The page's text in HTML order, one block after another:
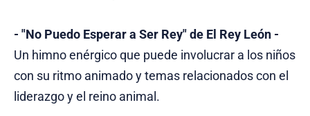
- "No Puedo Esperar a Ser Rey" de El Rey León -
Un himno enérgico que puede involucrar a los niños
con su ritmo animado y temas relacionados con el
liderazgo y el reino animal.